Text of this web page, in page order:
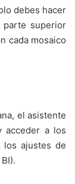
debes hacer
superior
cada mosaico
el asistente
acceder a los
los ajustes de